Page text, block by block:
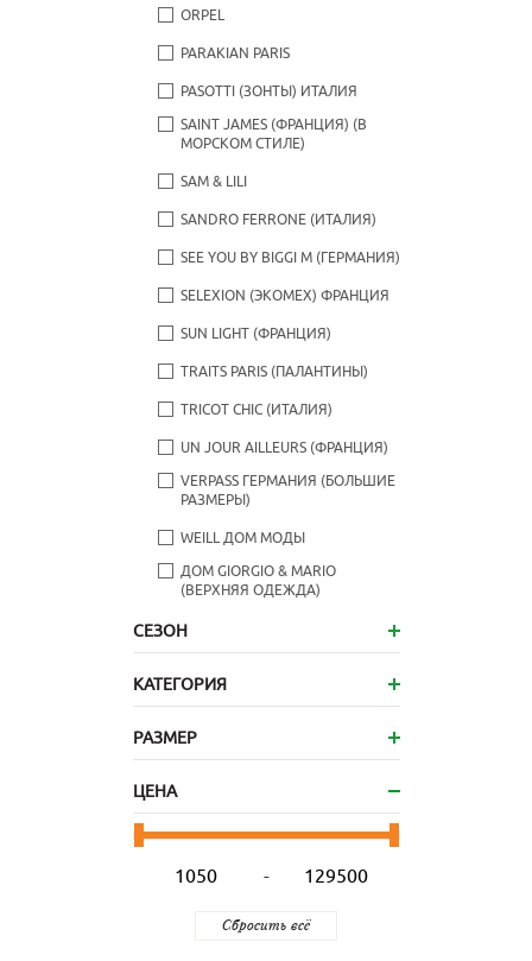
ORPEL
PARAKIAN PARIS
PASOTTI (ЗОНТЫ) ИТАЛИЯ
SAINT JAMES (ФРАНЦИЯ) (В
МОРСКОМ СТИЛЕ)
SAM & LILI
SANDRO FERRONE (ИТАЛИЯ)
SEE YOU BY BIGGI M (ГЕРМАНИЯ)
SELEXION (ЭКОМЕХ) ФРАНЦИЯ
SUN LIGHT (ФРАНЦИЯ)
TRAITS PARIS (ПАЛАНТИНЫ)
TRICOT CHIC (ИТАЛИЯ)
UN JOUR AILLEURS (ФРАНЦИЯ)
VERPASS ГЕРМАНИЯ (БОЛЬШИЕ
РАЗМЕРЫ)
WEILL ДОМ МОДЫ
ДОМ GIORGIO & MARIO
(ВЕРХНЯЯ ОДЕЖДА)
СЕЗОН
КАТЕГОРИЯ
РАЗМЕР
ЦЕНА
-